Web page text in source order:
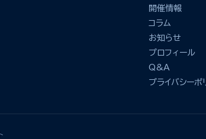
開催情報
コラム
お知らせ
プロフィール
Q&A
プライバシーポ